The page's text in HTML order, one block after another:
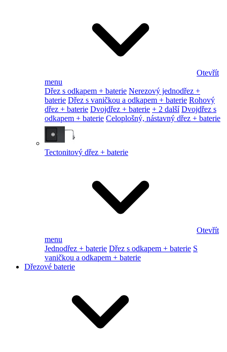
Otevřít
menu
Dřez s odkapem + baterie Nerezový jednodřez +
baterie Dřez s vaničkou a odkapem + baterie Rohový
dřez + baterie Dvojdřez + baterie + 2 další Dvojdřez s
odkapem + baterie Celoplošný, nástavný dřez + baterie
Tectonitový dřez + baterie
Otevřít
menu
Jednodřez + baterie Dřez s odkapem + baterie S
vaničkou a odkapem + baterie
Dřezové baterie